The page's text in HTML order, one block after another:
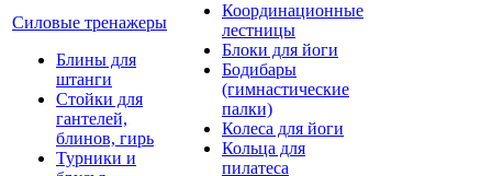
Силовые тренажеры
Блины для
штанги
Стойки для
гантелей,
блинов, гирь
Турники и
Координационные
лестницы
Блоки для йоги
Бодибары
(гимнастические
палки)
Колеса для йоги
Кольца для
пилатеса